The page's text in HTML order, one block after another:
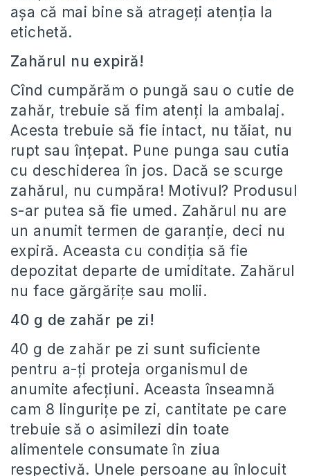
așa că mai bine să atrageți atenția la
etichetă.
Zahărul nu expiră!
Cînd cumpărăm o pungă sau o cutie de
zahăr, trebuie să fim atenţi la ambalaj.
Acesta trebuie să fie intact, nu tăiat, nu
rupt sau înţepat. Pune punga sau cutia
cu deschiderea în jos. Dacă se scurge
zahărul, nu cumpăra! Motivul? Produsul
s-ar putea să fie umed. Zahărul nu are
un anumit termen de garanţie, deci nu
expiră. Aceasta cu condiţia să fie
depozitat departe de umiditate. Zahărul
nu face gărgăriţe sau molii.
40 g de zahăr pe zi!
40 g de zahăr pe zi sunt suficiente
pentru a-ţi proteja organismul de
anumite afecțiuni. Aceasta înseamnă
cam 8 linguriţe pe zi, cantitate pe care
trebuie să o asimilezi din toate
alimentele consumate în ziua
respectivă. Unele persoane au înlocuit